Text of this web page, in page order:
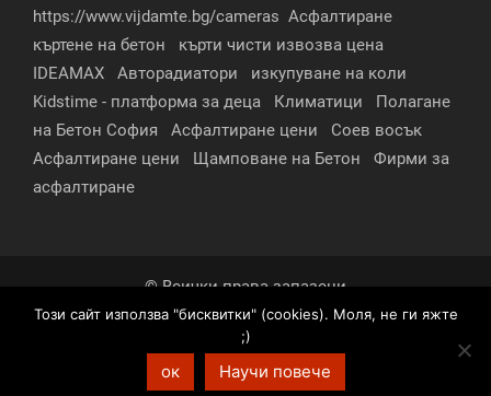
https://www.vijdamte.bg/cameras Асфалтиране
къртене на бетон
кърти чисти извозва цена
IDEAMAX
Авторадиатори
изкупуване на коли
Kidstime - платформа за деца
Климатици
Полагане
на Бетон София
Асфалтиране цени
Соев восък
Асфалтиране цени
Щамповане на Бетон
Фирми за
асфалтиране
© Всички права запазени
За нас
Контакти Реклама
Партньори
Условия за поверителност
Този сайт използва "бисквитки" (cookies). Моля, не ги яжте
;)
ок Научи повече